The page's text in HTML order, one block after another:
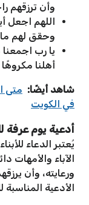
وأن ترزقهم
اللهم اجعل
وحقق لهم ما
يا رب اجمعنا
أهلنا مكروهًا
شاهد أيضًا: متى
في الكويت
أدعية يوم عرفة
يُعتبر الدعاء
الآباء والأمهات
ورعايته، وأن
الأدعية المناسبة